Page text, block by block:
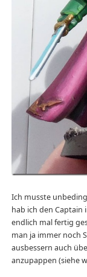
Ich musste
hab ich den Captain
endlich mal fertig
man ja immer noch
ausbessern auch
anzupappen (siehe